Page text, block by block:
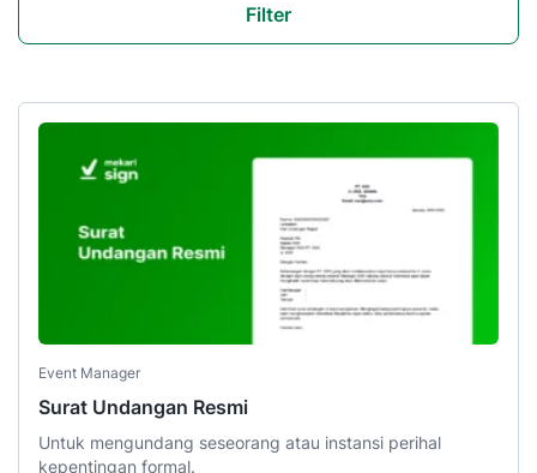
Filter
Event Manager
Surat Undangan Resmi
Untuk mengundang seseorang atau instansi perihal
kepentingan formal.